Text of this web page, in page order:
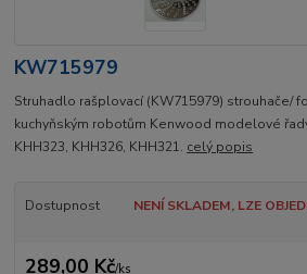
KW715979
Struhadlo rašplovací (KW715979) strouhače/
kuchyňským robotům Kenwood modelové
KHH323, KHH326, KHH321. celý popis
Dostupnost NENÍ SKLADEM, LZE
289,00 Kč/ks